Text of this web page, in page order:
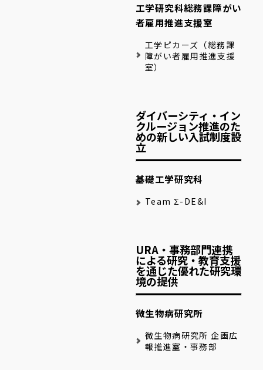
工学研究科総務課障がい
者雇用推進支援室
工学ピカーズ（総務課
障がい者雇用推進支援
室）
ダイバーシティ・イン
クルージョン推進のた
めの新しい入試制度設
立
基礎工学研究科
Team Σ-DE&I
URA・事務部門連携
による研究・教育支援
を通じた優れた研究環
境の提供
微生物病研究所
微生物病研究所 企画広
報推進室・事務部